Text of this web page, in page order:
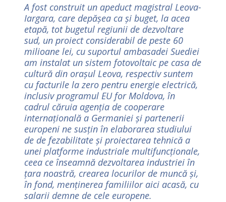
A fost construit un apeduct magistral Leova-
Iargara, care depășea ca și buget, la acea
etapă, tot bugetul regiunii de dezvoltare
sud, un proiect considerabil de peste 60
milioane lei, cu suportul ambasadei Suediei
am instalat un sistem fotovoltaic pe casa de
cultură din orașul Leova, respectiv suntem
cu facturile la zero pentru energie electrică,
inclusiv programul EU for Moldova, în
cadrul căruia agenția de cooperare
internațională a Germaniei și partenerii
europeni ne susțin în elaborarea studiului
de de fezabilitate și proiectarea tehnică a
unei platforme industriale multifuncționale,
ceea ce înseamnă dezvoltarea industriei în
țara noastră, crearea locurilor de muncă și,
în fond, menținerea familiilor aici acasă, cu
salarii demne de cele europene.